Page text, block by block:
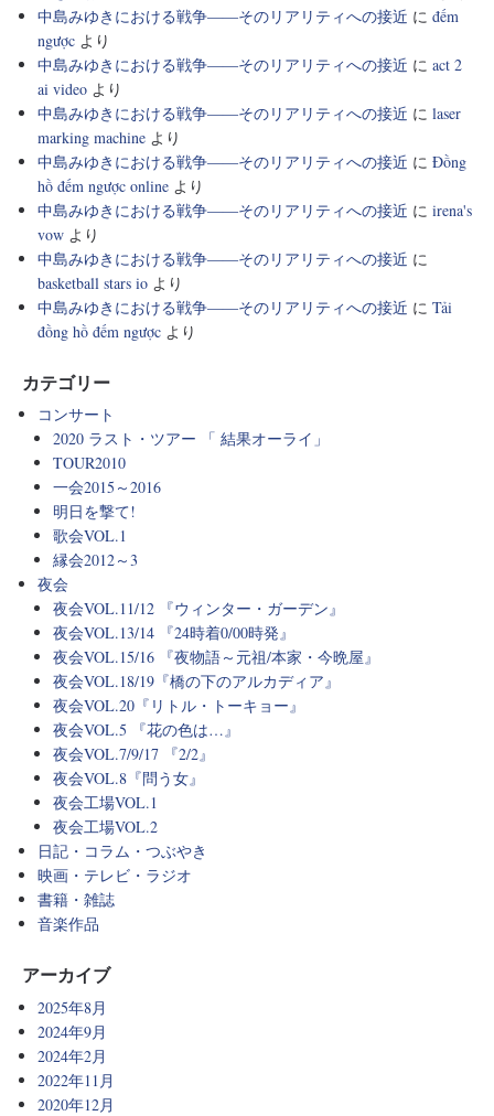
中島みゆきにおける戦争――そのリアリティへの接近 に đếm
ngược より
中島みゆきにおける戦争――そのリアリティへの接近 に act 2
ai video より
中島みゆきにおける戦争――そのリアリティへの接近 に laser
marking machine より
中島みゆきにおける戦争――そのリアリティへの接近 に Đồng
hồ đếm ngược online より
中島みゆきにおける戦争――そのリアリティへの接近 に irena's
vow より
中島みゆきにおける戦争――そのリアリティへの接近 に
basketball stars io より
中島みゆきにおける戦争――そのリアリティへの接近 に Tải
đồng hồ đếm ngược より
カテゴリー
コンサート
2020 ラスト・ツアー 「 結果オーライ」
TOUR2010
一会2015～2016
明日を撃て!
歌会VOL.1
縁会2012～3
夜会
夜会VOL.11/12 『ウィンター・ガーデン』
夜会VOL.13/14 『24時着0/00時発』
夜会VOL.15/16 『夜物語～元祖/本家・今晩屋』
夜会VOL.18/19『橋の下のアルカディア』
夜会VOL.20『リトル・トーキョー』
夜会VOL.5 『花の色は…』
夜会VOL.7/9/17 『2/2』
夜会VOL.8『問う女』
夜会工場VOL.1
夜会工場VOL.2
日記・コラム・つぶやき
映画・テレビ・ラジオ
書籍・雑誌
音楽作品
アーカイブ
2025年8月
2024年9月
2024年2月
2022年11月
2020年12月